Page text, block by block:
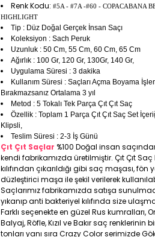
Renk Kodu: #5A - #7A -#60 - COPACABANA
HIGHLIGHT
Tip : Düz Doğal Gerçek İnsan Saçı
Koleksiyon : Sach Peruk
Uzunluk : 50 Cm, 55 Cm, 60 Cm, 65 Cm
Ağırlık : 100 Gr, 120 Gr, 130Gr, 140 Gr,
Uygulama Süresi : 3 dakika
Kullanım Süresi : Saçları Açma Boyama
Bırakmazsanız Ortalama 3 yıl
Metod : 5 Tokalı Tek Parça Çıt Çıt Saç
Özellik : Toplam 1 Parça Çıt Çıt Saç Set
Klipsli,
Teslim Süresi : 2-3 İş Günü
Çıt Çıt Saçlar %100 Doğal insan
kendi fabrikamızda üretilmiştir. Çıt Çıt
kılıfından çıkarıldığı gibi saç maşası, fön
düzleştirici maşa ile şekil verilerek
Saçlarımız fabrikamızda satışa
yıkanıp anti bakteriyel kılıfında size
Farklı seçenekte en güzel Rus kumralları,
Balyaj, Röfle, Kızıl ve Bakır saç renklerinin
tonları yanı sıra Crazy Color serimizde